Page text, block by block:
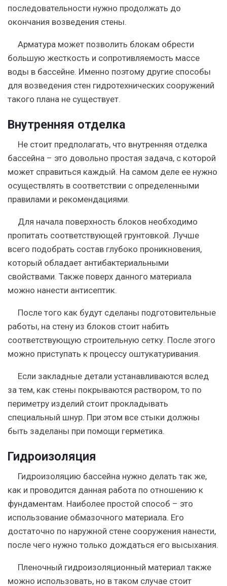
последовательности нужно продолжать до
окончания возведения стены.
Арматура может позволить блокам обрести
большую жесткость и сопротивляемость массе
воды в бассейне. Именно поэтому другие способы
для возведения стен гидротехнических сооружений
такого плана не существует.
Внутренняя отделка
Не стоит предполагать, что внутренняя отделка
бассейна – это довольно простая задача, с которой
может справиться каждый. На самом деле ее нужно
осуществлять в соответствии с определенными
правилами и рекомендациями.
Для начала поверхность блоков необходимо
пропитать соответствующей грунтовкой. Лучше
всего подобрать состав глубоко проникновения,
который обладает антибактериальными
свойствами. Также поверх данного материала
можно нанести антисептик.
После того как будут сделаны подготовительные
работы, на стену из блоков стоит набить
соответствующую строительную сетку. После этого
можно приступать к процессу оштукатуривания.
Если закладные детали устанавливаются вслед
за тем, как стены покрываются раствором, то по
периметру изделий стоит прокладывать
специальный шнур. При этом все стыки должны
быть заделаны при помощи герметика.
Гидроизоляция
Гидроизоляцию бассейна нужно делать так же,
как и проводится данная работа по отношению к
фундаментам. Наиболее простой способ – это
использование обмазочного материала. Его
достаточно по наружной стене сооружения нанести,
после чего нужно только дождаться его высыхания.
Пленочный гидроизоляционный материал также
можно использовать, но в таком случае стоит